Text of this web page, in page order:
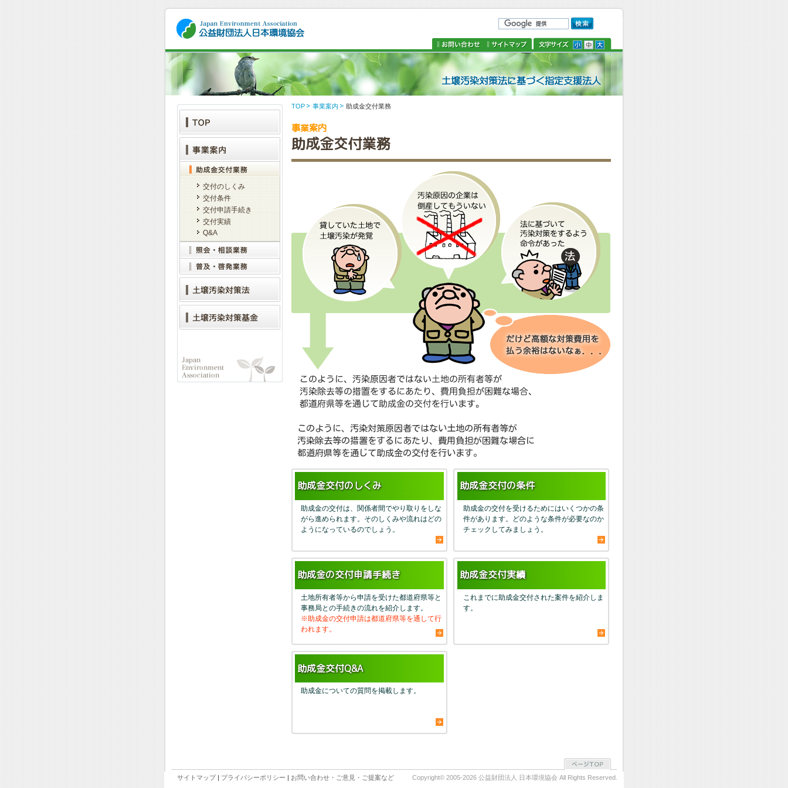
TOP 事業案内 助成金交付業務
事業案内
助成金交付業務
このように、汚染対策原因者ではない土地の所有者等が
汚染除去等の措置をするにあたり、費用負担が困難な場合に
都道府県等を通じて助成金の交付を行います。
助成金交付のしくみ
助成金の交付は、関係者間でやり取りをしな
がら進められます。そのしくみや流れはどの
ようになっているのでしょう。
助成金交付の条件
助成金の交付を受けるためにはいくつかの条
件があります。どのような条件が必要なのか
チェックしてみましょう。
助成金の交付申請手続き
土地所有者等から申請を受けた都道府県等と
事務局との手続きの流れを紹介します。
※助成金の交付申請は都道府県等を通して行
われます。
助成金交付実績
これまでに助成金交付された案件を紹介しま
す。
助成金交付Q&A
助成金についての質問を掲載します。
交付のしくみ
交付条件
交付申請手続き
交付実績
Q&A
サイトマップ プライバシーポリシー お問い合わせ・ご意見・ご提案など Copyright© 2005-2026 公益財団法人 日本環境協会 All Rights Reserved.